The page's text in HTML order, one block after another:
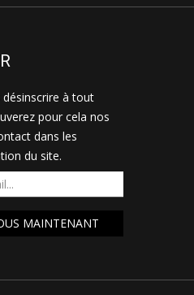
à tout
pour cela nos
dans les
du site.